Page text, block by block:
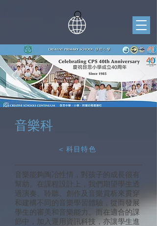
音樂科
< 科目特色
音樂能夠陶冶性情，對孩子的成長很有
幫助。在課程設計上，我們期望學生透
過演奏、聆聽、創作及音樂賞析來貫穿
和建構不同的音樂學習體驗，從而發展
學生的審美和音樂能力。而在適合的課
節中，加入運用資訊科技，亦讓學生進